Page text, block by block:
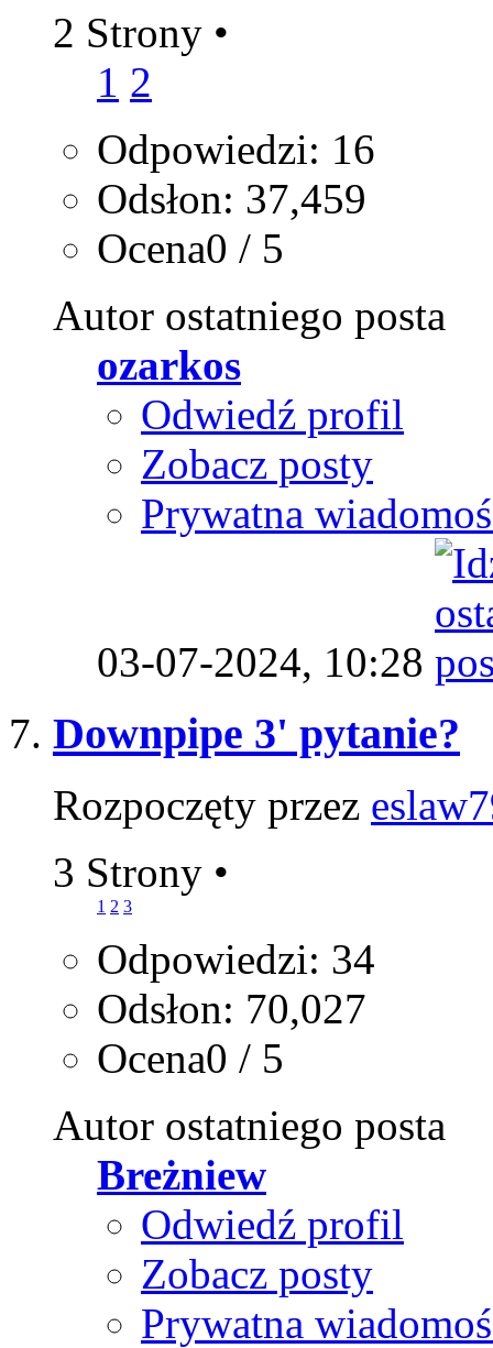
2 Strony •
1 2
Odpowiedzi: 16
Odsłon: 37,459
Ocena0 / 5
Autor ostatniego posta
ozarkos
Odwiedź profil
Zobacz posty
Prywatna
03-07-2024, 10:28
Downpipe 3' pytanie?
Rozpoczęty przez
3 Strony •
1 2 3
Odpowiedzi: 34
Odsłon: 70,027
Ocena0 / 5
Autor ostatniego posta
Breżniew
Odwiedź profil
Zobacz posty
Prywatna